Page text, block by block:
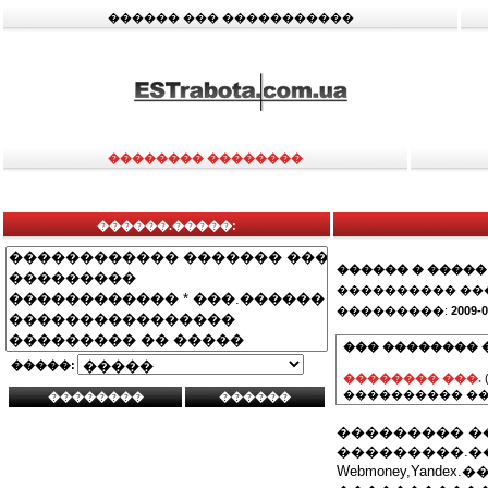
������ ��� �����������
�������� ��������
������.�����:
�����:
������ � �����
����������
���������: 2009-
��� ��������
�������� ���.
����������
���������